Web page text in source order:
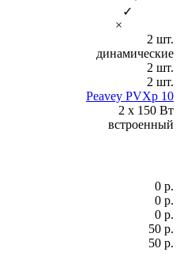
✓
×
2 шт.
динамические
2 шт.
2 шт.
Peavey PVXp 10
2 х 150 Вт
встроенный
0 р.
0 р.
0 р.
50 р.
50 р.